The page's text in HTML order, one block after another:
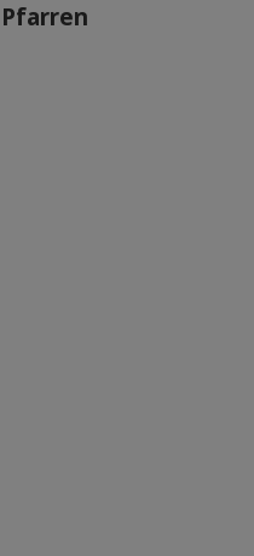
Pfarren